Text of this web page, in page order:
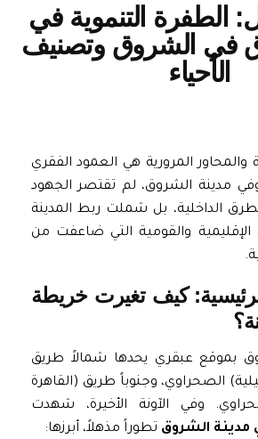
التنموية في
الشروق وتصنيف
الأحياء
المرورية هي العمود الفقري
الشروق، لم تقتصر الجهود
بل شملت ربط المدينة
والقومية التي ضاعفت من
كيف تغيرت خريطة
عبقري يحدها شمالاً طريق
الصحراوي، وجنوباً طريق (القاهرة
وفي الآونة الأخيرة، شهدت
الشروقتطوراً مذهلاً، أبرزها: